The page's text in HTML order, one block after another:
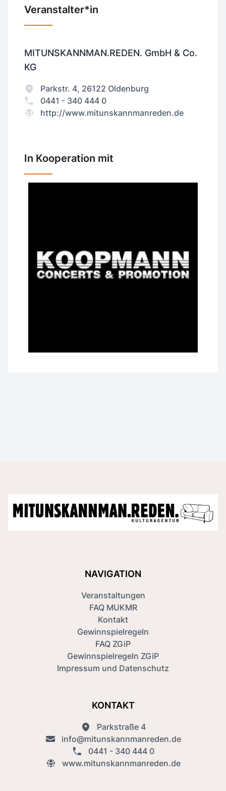
Veranstalter*in
MITUNSKANNMAN.REDEN. GmbH & Co.
KG
Parkstr. 4, 26122 Oldenburg
0441 - 340 444 0
http://www.mitunskannmanreden.de
In Kooperation mit
NAVIGATION
Veranstaltungen
FAQ MUKMR
Kontakt
Gewinnspielregeln
FAQ ZGiP
Gewinnspielregeln ZGiP
Impressum und Datenschutz
KONTAKT
Parkstraße 4
info@mitunskannmanreden.de
0441 - 340 444 0
www.mitunskannmanreden.de